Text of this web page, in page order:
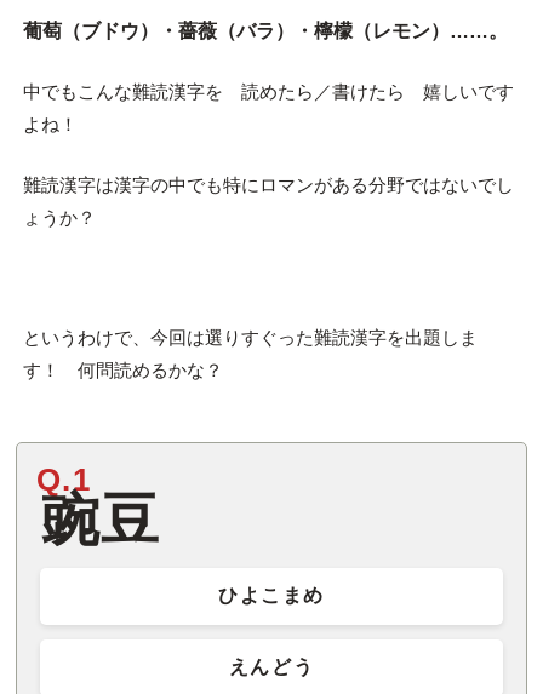
葡萄（ブドウ）・薔薇（バラ）・檸檬（レモン）……。
中でもこんな難読漢字を 読めたら／書けたら 嬉しいです
よね！
難読漢字は漢字の中でも特にロマンがある分野ではないでし
ょうか？
というわけで、今回は選りすぐった難読漢字を出題しま
す！ 何問読めるかな？
Q.1
豌豆
ひよこまめ
えんどう